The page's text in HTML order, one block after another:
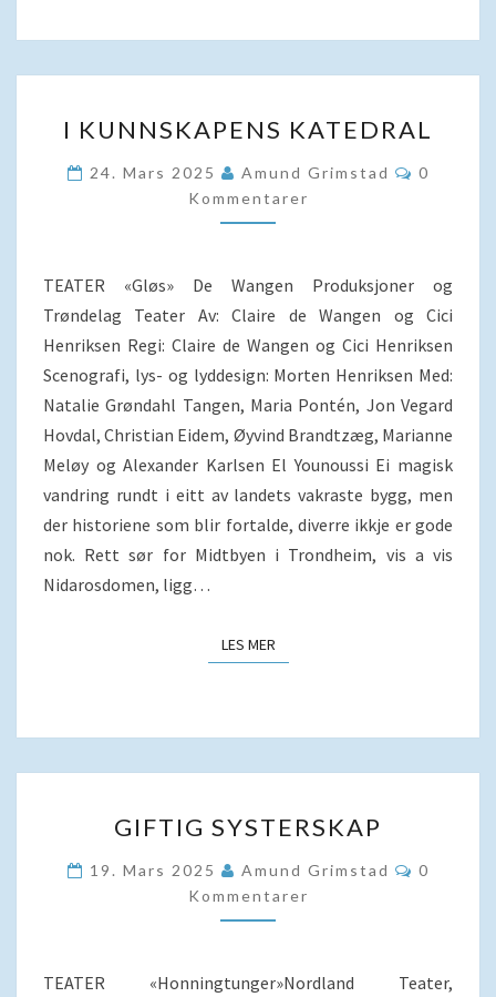
KUNNSKAPENS
KATEDRAL
I KUNNSKAPENS KATEDRAL
24. Mars 2025 Amund Grimstad
0
Kommentarer
TEATER «Gløs» De Wangen Produksjoner og
Trøndelag Teater Av: Claire de Wangen og Cici
Henriksen Regi: Claire de Wangen og Cici Henriksen
Scenografi, lys- og lyddesign: Morten Henriksen Med:
Natalie Grøndahl Tangen, Maria Pontén, Jon Vegard
Hovdal, Christian Eidem, Øyvind Brandtzæg, Marianne
Meløy og Alexander Karlsen El Younoussi Ei magisk
vandring rundt i eitt av landets vakraste bygg, men
der historiene som blir fortalde, diverre ikkje er gode
nok. Rett sør for Midtbyen i Trondheim, vis a vis
Nidarosdomen, ligg…
LES MERLES MER
SYSTERSKAP
GIFTIG SYSTERSKAP
19. Mars 2025 Amund Grimstad
0
Kommentarer
TEATER «Honningtunger»Nordland Teater,